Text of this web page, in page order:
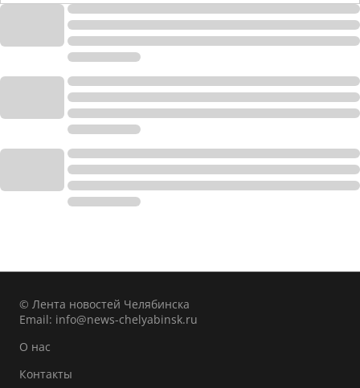
© Лента новостей Челябинска
Email: info@news-chelyabinsk.ru
О нас
Контакты